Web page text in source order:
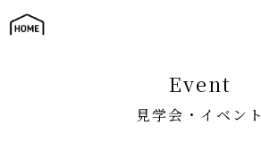
見学会・イベント
event
見学会・イベント